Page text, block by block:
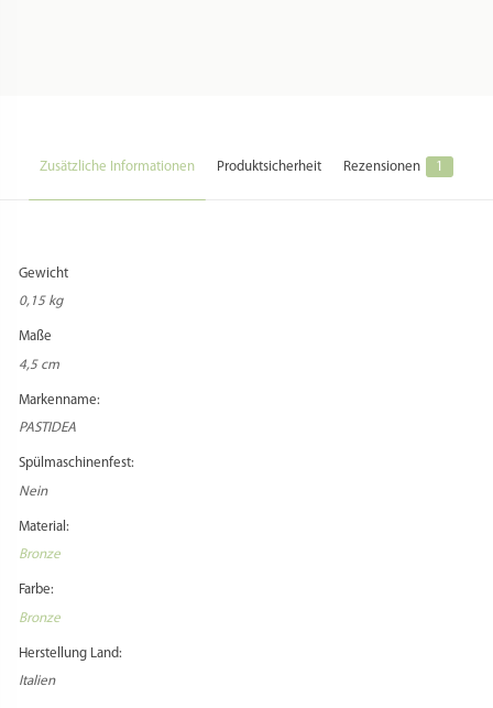
Zusätzliche Informationen Produktsicherheit Rezensionen 1
Gewicht
0,15 kg
Maße
4,5 cm
Markenname:
PASTIDEA
Spülmaschinenfest:
Nein
Material:
Bronze
Farbe:
Bronze
Herstellung Land:
Italien